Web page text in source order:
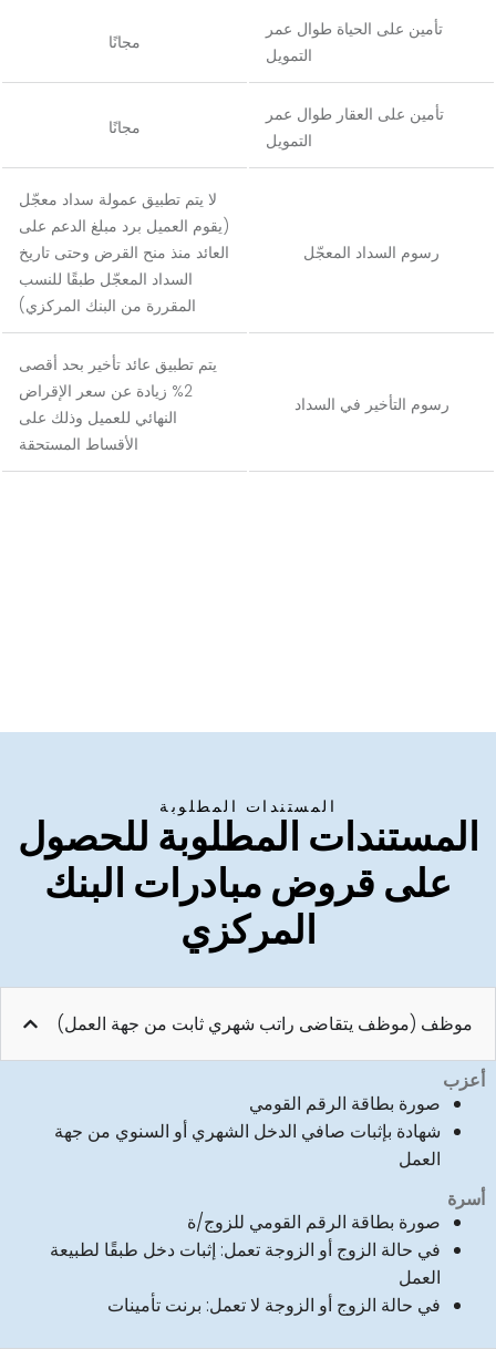
تأمين على الحياة طوال عمر
التمويل
مجانًا
تأمين على العقار طوال عمر
التمويل
مجانًا
رسوم السداد المعجّل
لا يتم تطبيق عمولة سداد معجّل
(يقوم العميل برد مبلغ الدعم على
العائد منذ منح القرض وحتى تاريخ
السداد المعجّل طبقًا للنسب
المقررة من البنك المركزي)
رسوم التأخير في السداد
يتم تطبيق عائد تأخير بحد أقصى
2% زيادة عن سعر الإقراض
النهائي للعميل وذلك على
الأقساط المستحقة
المستندات المطلوبة
المستندات المطلوبة للحصول
على قروض مبادرات البنك
المركزي
موظف (موظف يتقاضى راتب شهري ثابت من جهة العمل)
أعزب
صورة بطاقة الرقم القومي
شهادة بإثبات صافي الدخل الشهري أو السنوي من جهة
العمل
أسرة
صورة بطاقة الرقم القومي للزوج/ة
في حالة الزوج أو الزوجة تعمل: إثبات دخل طبقًا لطبيعة
العمل
في حالة الزوج أو الزوجة لا تعمل: برنت تأمينات